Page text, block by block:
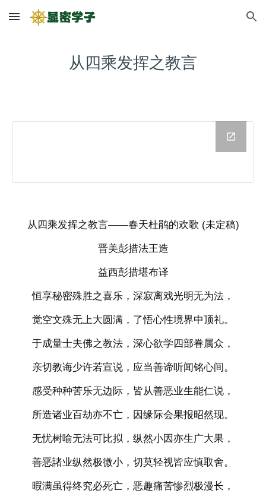
Skip to main content Skip to navigation
从四乘发挥之教言
从四乘发挥之教言——春天杜鹃的欢歌 (未定稿)
晋美彭措法王造
益西彭措堪布译
恒享秘密殊胜之喜乐，深寂离戏光明无为法，
觉空文殊无上大圆满，了悟心性境界中顶礼。
于成量士夫佛之教法，深心欲学四部眷属众，
亲切教诲少许若宣说，应当善谛听闻铭心间。
感受种种苦乐无边际，皆从善恶业生能仁说，
所造诸业百劫亦不亡，因缘际会果报昭然现。
无忧树喻无法可比拟，纵然小因亦生广大果，
善恶諸业纵然极微小，切莫轻视皆应慎取舍。
暇满虽得终究必死亡，恶趣痛苦惨烈极漫长，